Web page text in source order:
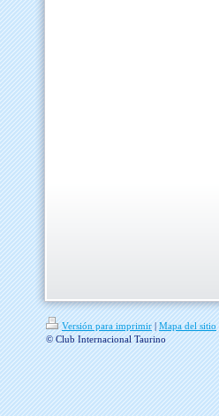
Versión para imprimir | Mapa del sitio
© Club Internacional Taurino